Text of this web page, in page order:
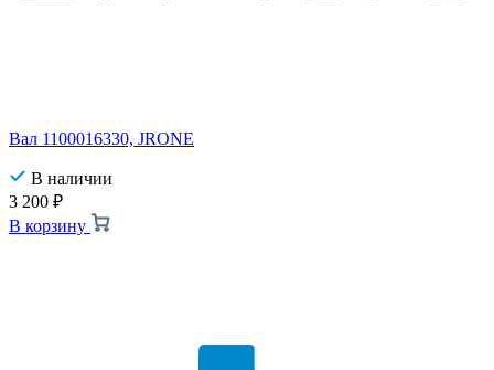
Вал 1100016330, JRONE
В наличии
3 200 ₽
В корзину